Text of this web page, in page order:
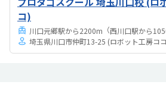
コ)
川口元郷駅から2200m （西川口駅から
埼玉県川口市仲町13-25 (ロボット工房コ